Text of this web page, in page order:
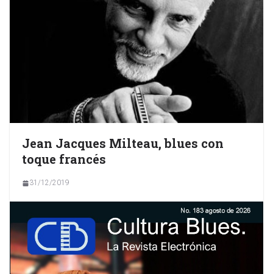
Jean Jacques Milteau, blues con
toque francés
31/12/2019